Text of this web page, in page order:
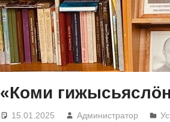
«Коми
15.01.2025 Администратор